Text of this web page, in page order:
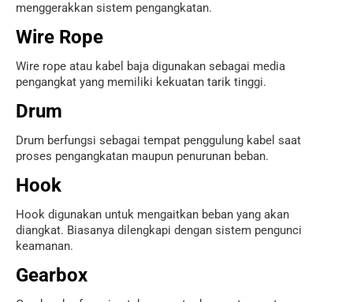
menggerakkan sistem pengangkatan.
Wire Rope
Wire rope atau kabel baja digunakan sebagai media
pengangkat yang memiliki kekuatan tarik tinggi.
Drum
Drum berfungsi sebagai tempat penggulung kabel saat
proses pengangkatan maupun penurunan beban.
Hook
Hook digunakan untuk mengaitkan beban yang akan
diangkat. Biasanya dilengkapi dengan sistem pengunci
keamanan.
Gearbox